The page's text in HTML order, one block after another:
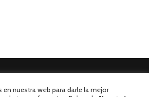
nuestra web para darle la mejor